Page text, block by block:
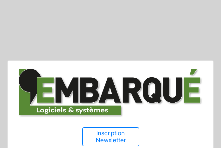
Inscription
Newsletter